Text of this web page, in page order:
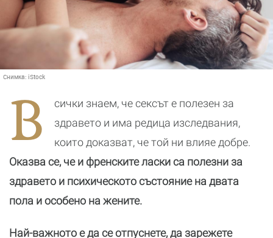
Снимка: iStock
В
сички знаем, че сексът е полезен за
здравето и има редица изследвания,
които доказват, че той ни влияе добре.
Оказва се, че и френските ласки са полезни за
здравето и психическото състояние на двата
пола и особено на жените.
Най-важното е да се отпуснете, да зарежете